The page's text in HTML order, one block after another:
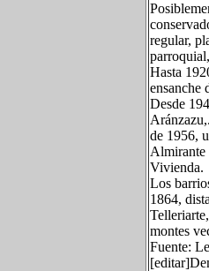
regular,
Hasta
ensanche
Desde
de 1956,
Almirante
Vivienda.
Los
1864,
montes
Fuente: